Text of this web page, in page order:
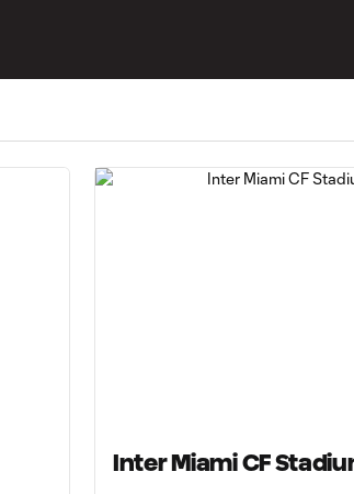
Inter Miami CF